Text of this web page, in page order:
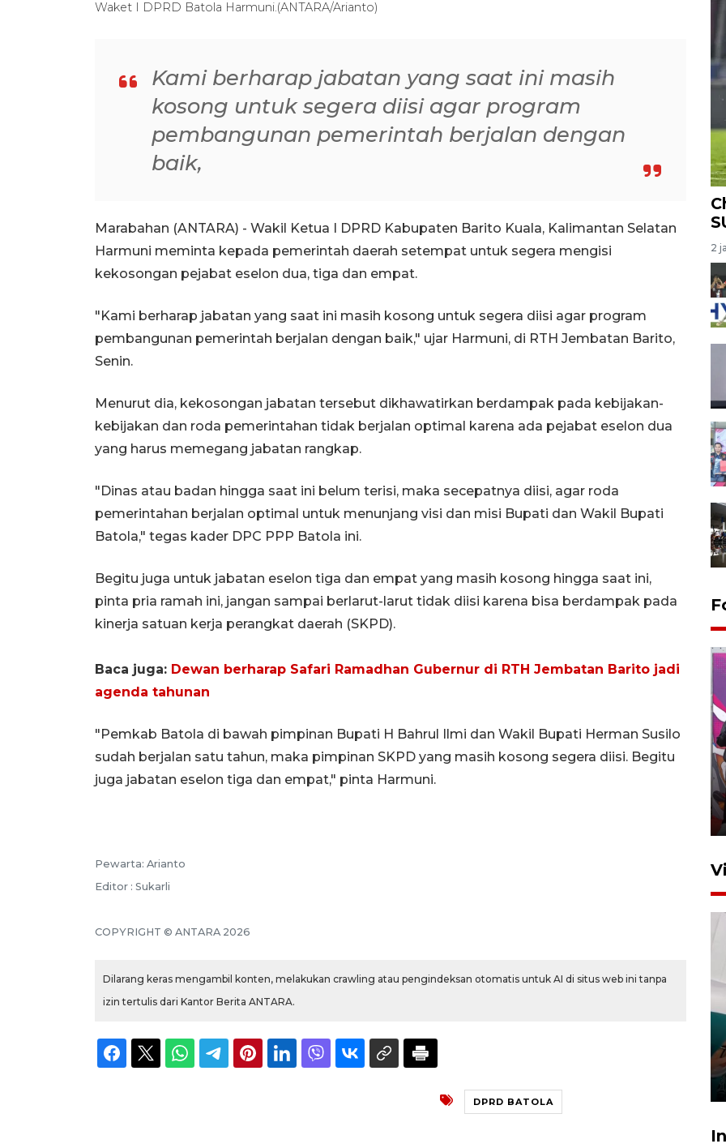
Waket I DPRD Batola Harmuni.(ANTARA/Arianto)
Kami berharap jabatan yang saat ini masih
kosong untuk segera diisi agar program
pembangunan pemerintah berjalan dengan
baik,
Marabahan (ANTARA) - Wakil Ketua I DPRD Kabupaten Barito Kuala, Kalimantan Selatan
Harmuni meminta kepada pemerintah daerah setempat untuk segera mengisi
kekosongan pejabat eselon dua, tiga dan empat.
"Kami berharap jabatan yang saat ini masih kosong untuk segera diisi agar program
pembangunan pemerintah berjalan dengan baik," ujar Harmuni, di RTH Jembatan Barito,
Senin.
Menurut dia, kekosongan jabatan tersebut dikhawatirkan berdampak pada kebijakan-
kebijakan dan roda pemerintahan tidak berjalan optimal karena ada pejabat eselon dua
yang harus memegang jabatan rangkap.
"Dinas atau badan hingga saat ini belum terisi, maka secepatnya diisi, agar roda
pemerintahan berjalan optimal untuk menunjang visi dan misi Bupati dan Wakil Bupati
Batola," tegas kader DPC PPP Batola ini.
Begitu juga untuk jabatan eselon tiga dan empat yang masih kosong hingga saat ini,
pinta pria ramah ini, jangan sampai berlarut-larut tidak diisi karena bisa berdampak pada
kinerja satuan kerja perangkat daerah (SKPD).
Baca juga: Dewan berharap Safari Ramadhan Gubernur di RTH Jembatan Barito jadi
agenda tahunan
"Pemkab Batola di bawah pimpinan Bupati H Bahrul Ilmi dan Wakil Bupati Herman Susilo
sudah berjalan satu tahun, maka pimpinan SKPD yang masih kosong segera diisi. Begitu
juga jabatan eselon tiga dan empat," pinta Harmuni.
Pewarta: Arianto
Editor : Sukarli
COPYRIGHT © ANTARA 2026
Dilarang keras mengambil konten, melakukan crawling atau pengindeksan otomatis untuk AI di situs web ini tanpa
izin tertulis dari Kantor Berita ANTARA.
DPRD BATOLA
2
Ketua DPRD Syahrial hadiri